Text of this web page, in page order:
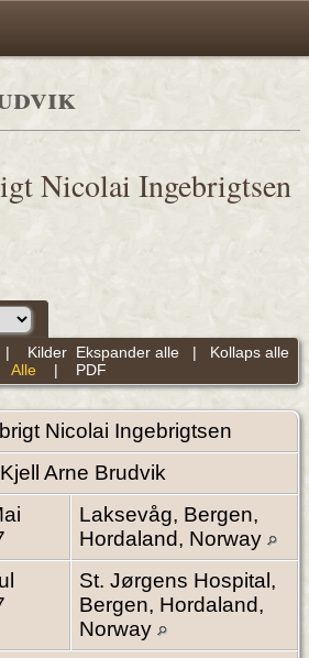
Nicolai Ingebrigtsen
Ekspander alle | Kollaps alle
Kilder
Alle | PDF
Nicolai Ingebrigtsen
Arne Brudvik
Laksevåg, Bergen,
Hordaland, Norway
St. Jørgens Hospital,
Bergen, Hordaland,
Norway